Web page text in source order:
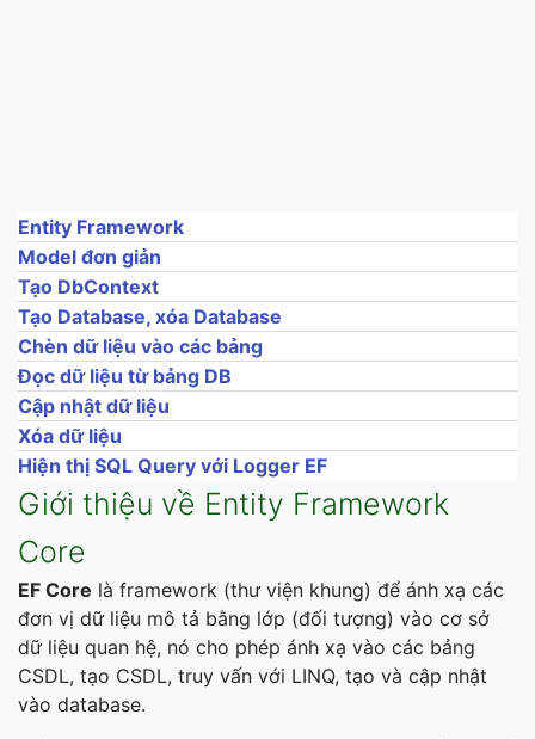
Entity Framework
Model đơn giản
Tạo DbContext
Tạo Database, xóa Database
Chèn dữ liệu vào các bảng
Đọc dữ liệu từ bảng DB
Cập nhật dữ liệu
Xóa dữ liệu
Hiện thị SQL Query với Logger EF
Giới thiệu về Entity Framework
Core
EF Core là framework (thư viện khung) để ánh xạ các
đơn vị dữ liệu mô tả bằng lớp (đối tượng) vào cơ sở
dữ liệu quan hệ, nó cho phép ánh xạ vào các bảng
CSDL, tạo CSDL, truy vấn với LINQ, tạo và cập nhật
vào database.